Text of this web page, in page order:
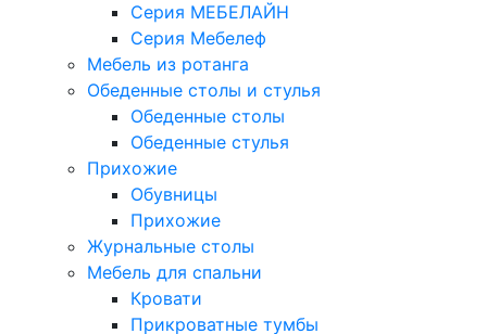
Серия МЕБЕЛАЙН
Серия Мебелеф
Мебель из ротанга
Обеденные столы и стулья
Обеденные столы
Обеденные стулья
Прихожие
Обувницы
Прихожие
Журнальные столы
Мебель для спальни
Кровати
Прикроватные тумбы